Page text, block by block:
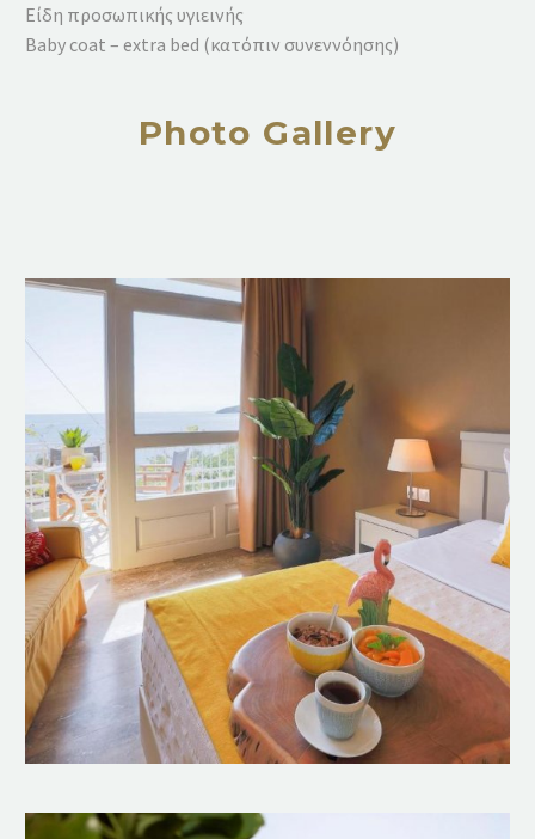
Είδη προσωπικής υγιεινής
Baby coat – extra bed (κατόπιν συνεννόησης)
Photo Gallery